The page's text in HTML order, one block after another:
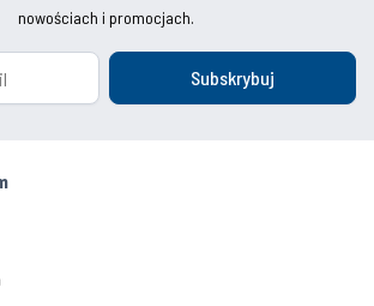
nowościach i promocjach.
Subskrybuj